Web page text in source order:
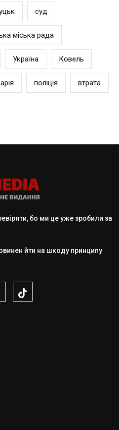
суд
міська рада
Україна Ковель
поліція втрата
бо ми це уже зробили за
йти на шкоду принципу